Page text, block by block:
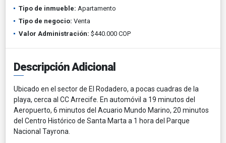
Tipo de inmueble: Apartamento
Tipo de negocio: Venta
Valor Administración: $440.000 COP
Descripción Adicional
Ubicado en el sector de El Rodadero, a pocas cuadras de la
playa, cerca al CC Arrecife. En automóvil a 19 minutos del
Aeropuerto, 6 minutos del Acuario Mundo Marino, 20 minutos
del Centro Histórico de Santa Marta a 1 hora del Parque
Nacional Tayrona.